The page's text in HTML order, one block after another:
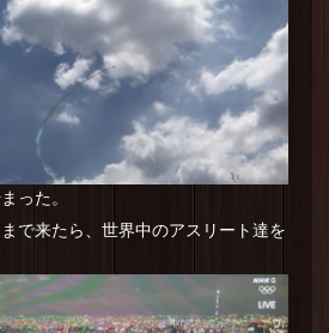
った。
で来たら、世界中のアスリート達を